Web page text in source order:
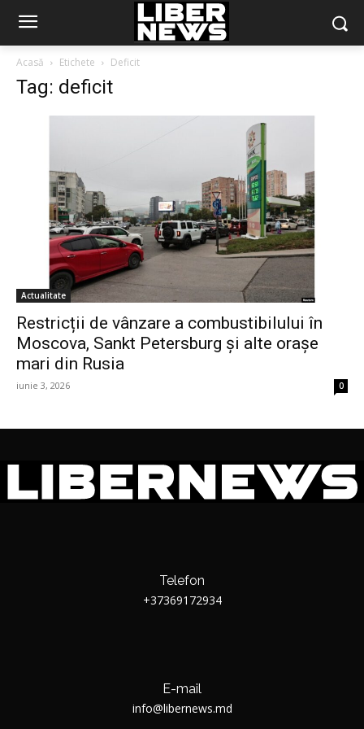
Acasă Etichete Deficit
Tag: deficit
Actualitate
Restricții de vânzare a combustibilului în
Moscova, Sankt Petersburg și alte orașe
mari din Rusia
iunie 3, 2026 0
Telefon
+37369172934
E-mail
info@libernews.md